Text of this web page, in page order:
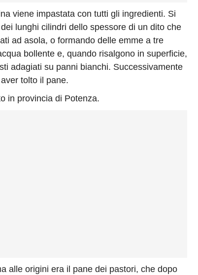
viene impastata con tutti gli ingredienti. Si
lunghi cilindri dello spessore di un dito che
ad asola, o formando delle emme a tre
bollente e, quando risalgono in superficie,
adagiati su panni bianchi. Successivamente
tolto il pane.
in provincia di Potenza.
alle origini era il pane dei pastori, che dopo